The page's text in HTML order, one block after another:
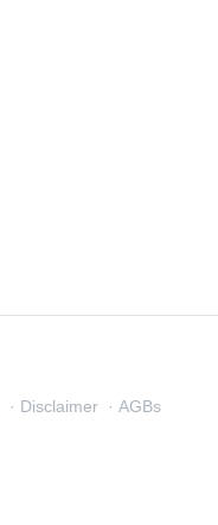
Disclaimer AGBs